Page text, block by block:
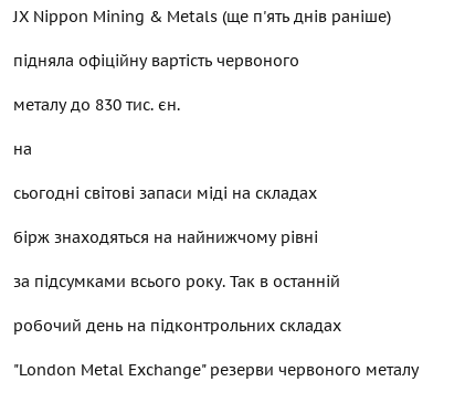
JX Nippon Mining & Metals (ще п'ять днів раніше)
підняла офіційну вартість червоного
металу до 830 тис. єн.
на
сьогодні світові запаси міді на складах
бірж знаходяться на найнижчому рівні
за підсумками всього року. Так в останній
робочий день на підконтрольних складах
"London Metal Exchange" резерви червоного металу